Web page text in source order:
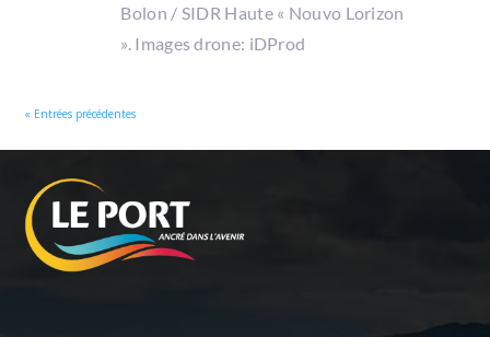
Bolon / SIDR Haute « Nouvo Lorizon
». Images drone: iDProd
« Entrées précédentes